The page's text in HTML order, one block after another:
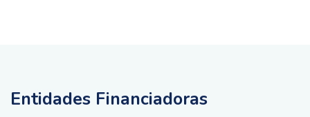
Entidades Financiadoras